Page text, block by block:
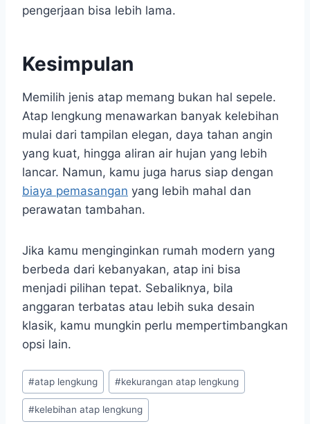
pengerjaan bisa lebih lama.
Kesimpulan
Memilih jenis atap memang bukan hal sepele.
Atap lengkung menawarkan banyak kelebihan
mulai dari tampilan elegan, daya tahan angin
yang kuat, hingga aliran air hujan yang lebih
lancar. Namun, kamu juga harus siap dengan
biaya pemasangan yang lebih mahal dan
perawatan tambahan.
Jika kamu menginginkan rumah modern yang
berbeda dari kebanyakan, atap ini bisa
menjadi pilihan tepat. Sebaliknya, bila
anggaran terbatas atau lebih suka desain
klasik, kamu mungkin perlu mempertimbangkan
opsi lain.
#atap lengkung #kekurangan atap lengkung
#kelebihan atap lengkung